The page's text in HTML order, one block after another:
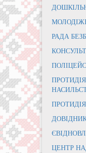
РАДА
ЦЕНТР